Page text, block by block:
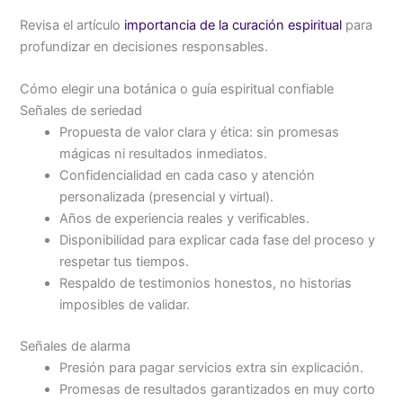
Revisa el artículo importancia de la curación espiritual para
profundizar en decisiones responsables.
Cómo elegir una botánica o guía espiritual confiable
Señales de seriedad
Propuesta de valor clara y ética: sin promesas
mágicas ni resultados inmediatos.
Confidencialidad en cada caso y atención
personalizada (presencial y virtual).
Años de experiencia reales y verificables.
Disponibilidad para explicar cada fase del proceso y
respetar tus tiempos.
Respaldo de testimonios honestos, no historias
imposibles de validar.
Señales de alarma
Presión para pagar servicios extra sin explicación.
Promesas de resultados garantizados en muy corto